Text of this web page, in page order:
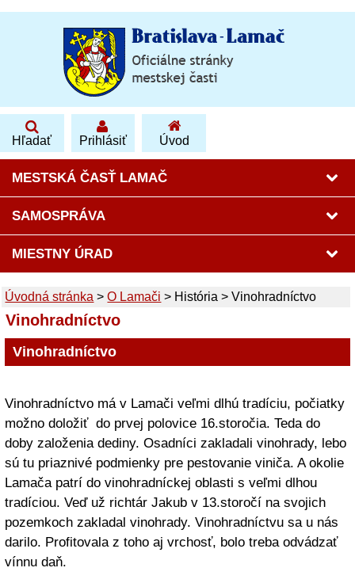
Hľadať Prihlásiť
MESTSKÁ ČASŤ LAMAČ
SAMOSPRÁVA
MIESTNY ÚRAD
Úvodná stránka >O Lamači > História >Vinohradníctvo
Vinohradníctvo
Vinohradníctvo
Vinohradníctvo má v Lamači veľmi dlhú tradíciu, počiatky
možno doložiť do prvej polovice 16.storočia. Teda do
doby založenia dediny. Osadníci zakladali vinohrady, lebo
sú tu priaznivé podmienky pre pestovanie viniča. A okolie
Lamača patrí do vinohradníckej oblasti s veľmi dlhou
tradíciou. Veď už richtár Jakub v 13.storočí na svojich
pozemkoch zakladal vinohrady. Vinohradníctvu sa u nás
darilo. Profitovala z toho aj vrchosť, bolo treba odvádzať
vínnu daň.
Úvod